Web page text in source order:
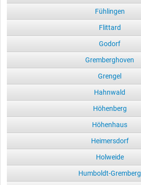
Fühlingen
Flittard
Godorf
Gremberghoven
Grengel
Hahnwald
Höhenberg
Höhenhaus
Heimersdorf
Holweide
Humboldt-Gremberg